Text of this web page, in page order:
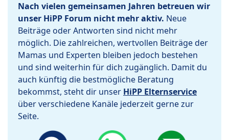
Nach vielen gemeinsamen Jahren betreuen wir
unser HiPP Forum nicht mehr aktiv. Neue
Beiträge oder Antworten sind nicht mehr
möglich. Die zahlreichen, wertvollen Beiträge der
Mamas und Experten bleiben jedoch bestehen
und sind weiterhin für dich zugänglich. Damit du
auch künftig die bestmögliche Beratung
bekommst, steht dir unser HiPP Elternservice
über verschiedene Kanäle jederzeit gerne zur
Seite.